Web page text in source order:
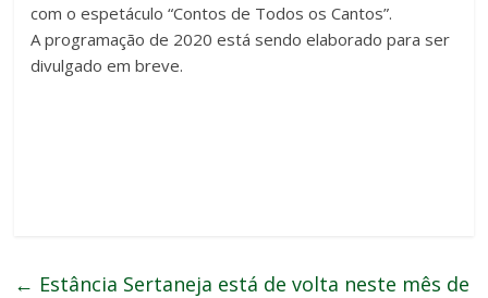
com o espetáculo “Contos de Todos os Cantos”.
A programação de 2020 está sendo elaborado para ser
divulgado em breve.
← Estância Sertaneja está de volta neste mês de